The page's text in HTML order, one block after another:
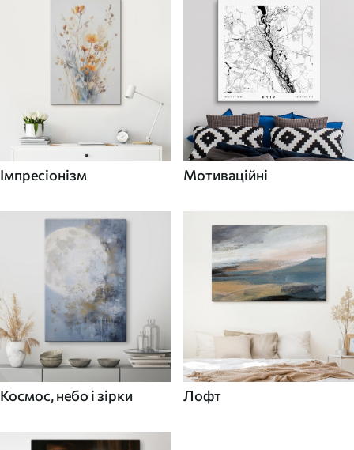
Імпресіонізм Мотиваційні
Космос, небо і зірки Лофт